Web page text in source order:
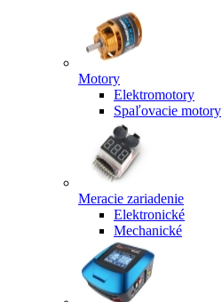
Motory
Elektromotory
Spaľovacie motory
Meracie zariadenie
Elektronické
Mechanické